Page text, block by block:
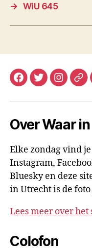
→ WiU 645
Facebook
Twitter
Over Waar
Elke zondag vind
Instagram,
Bluesky en deze
in Utrecht is de
Lees meer over het
Colofon